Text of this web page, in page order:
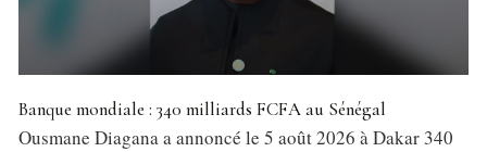
Banque mondiale : 340 milliards FCFA au Sénégal
Ousmane Diagana a annoncé le 5 août 2026 à Dakar 340